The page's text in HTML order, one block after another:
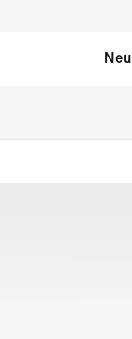
Neu